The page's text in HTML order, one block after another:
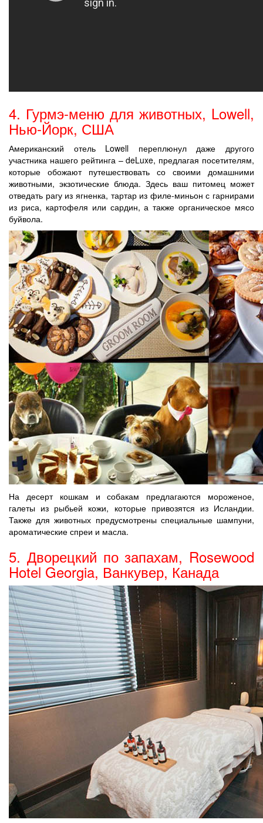
4. Гурмэ-меню для животных, Lowell,
Нью-Йорк, США
Американский отель Lowell переплюнул даже другого
участника нашего рейтинга – deLuxe, предлагая посетителям,
которые обожают путешествовать со своими домашними
животными, экзотические блюда. Здесь ваш питомец может
отведать рагу из ягненка, тартар из филе-миньон с гарнирами
из риса, картофеля или сардин, а также органическое мясо
буйвола.
На десерт кошкам и собакам предлагаются мороженое,
галеты из рыбьей кожи, которые привозятся из Исландии.
Также для животных предусмотрены специальные шампуни,
ароматические спреи и масла.
5. Дворецкий по запахам, Rosewood
Hotel Georgia, Ванкувер, Канада